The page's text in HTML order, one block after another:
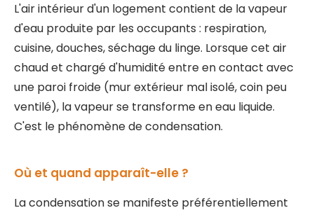
L'air intérieur d'un logement contient de la vapeur
d'eau produite par les occupants : respiration,
cuisine, douches, séchage du linge. Lorsque cet air
chaud et chargé d'humidité entre en contact avec
une paroi froide (mur extérieur mal isolé, coin peu
ventilé), la vapeur se transforme en eau liquide.
C'est le phénomène de condensation.
Où et quand apparaît-elle ?
La condensation se manifeste préférentiellement